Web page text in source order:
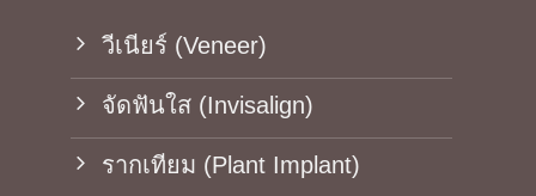
วีเนียร์ (Veneer)
จัดฟันใส (Invisalign)
รากเทียม (Plant Implant)